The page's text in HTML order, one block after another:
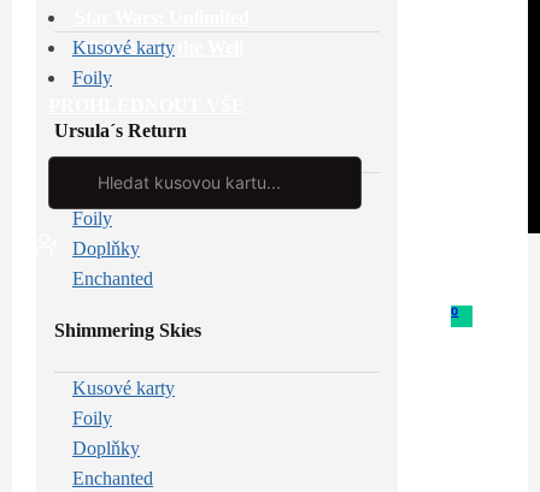
Whispers in the Well
Search
0
Kusové karty
Foily
Ursula´s Return
Kusové karty
Foily
Doplňky
Enchanted
Shimmering Skies
Kusové karty
Foily
Doplňky
Enchanted